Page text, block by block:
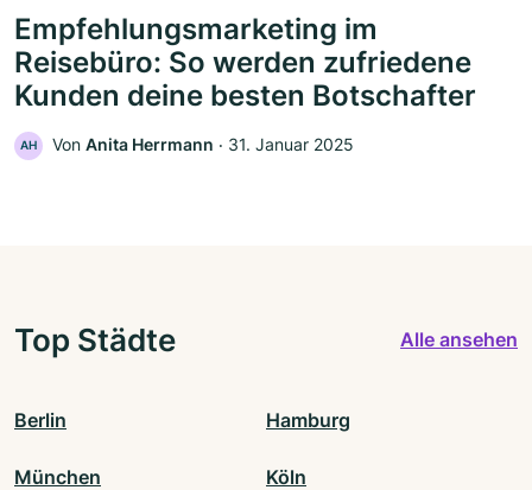
Empfehlungsmarketing im
Reisebüro: So werden zufriedene
Kunden deine besten Botschafter
AH Von Anita Herrmann ‧ 31. Januar 2025
Top Städte Alle ansehen
Berlin Hamburg
München Köln